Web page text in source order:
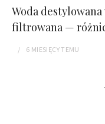
Woda
filtrowana —
6 MIESIĘCYTEMU